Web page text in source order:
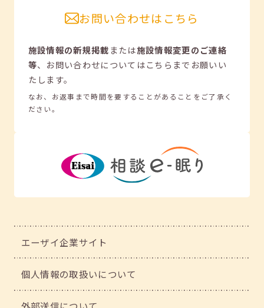
お問い合わせはこちら
施設情報の新規掲載または施設情報変更のご連絡
等、 お問い合わせについてはこちらまでお願いい
たします。
なお、お返事まで時間を要することがあることをご了承く
ださい。
エーザイ企業サイト
個人情報の取扱いについて